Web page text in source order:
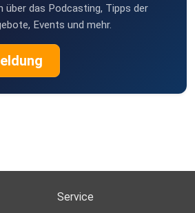
über das Podcasting, Tipps der
Events und mehr.
Service